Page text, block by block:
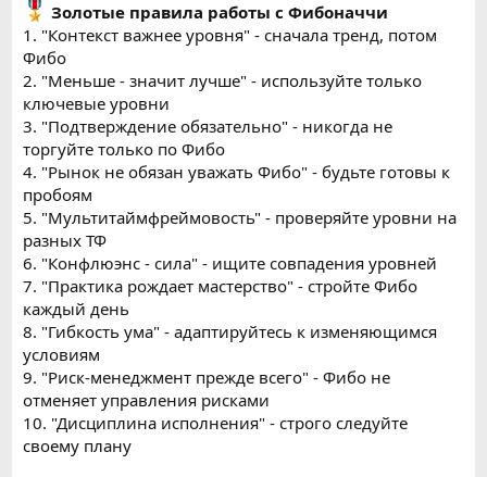
Золотые правила работы с Фибоначчи
1. "Контекст важнее уровня" - сначала тренд, потом
Фибо
2. "Меньше - значит лучше" - используйте только
ключевые уровни
3. "Подтверждение обязательно" - никогда не
торгуйте только по Фибо
4. "Рынок не обязан уважать Фибо" - будьте готовы к
пробоям
5. "Мультитаймфреймовость" - проверяйте уровни на
разных ТФ
6. "Конфлюэнс - сила" - ищите совпадения уровней
7. "Практика рождает мастерство" - стройте Фибо
каждый день
8. "Гибкость ума" - адаптируйтесь к изменяющимся
условиям
9. "Риск-менеджмент прежде всего" - Фибо не
отменяет управления рисками
10. "Дисциплина исполнения" - строго следуйте
своему плану